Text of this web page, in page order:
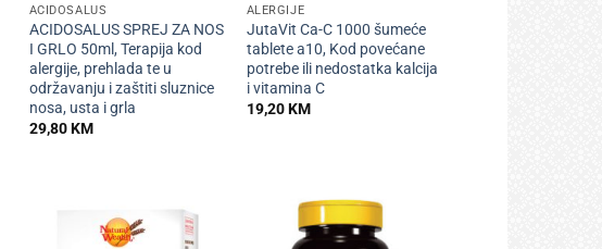
ACIDOSALUS
ACIDOSALUS SPREJ ZA NOS
I GRLO 50ml, Terapija kod
alergije, prehlada te u
održavanju i zaštiti sluznice
nosa, usta i grla
29,80KM
ALERGIJE
JutaVit Ca-C 1000 šumeće
tablete a10, Kod povećane
potrebe ili nedostatka kalcija
i vitamina C
19,20KM